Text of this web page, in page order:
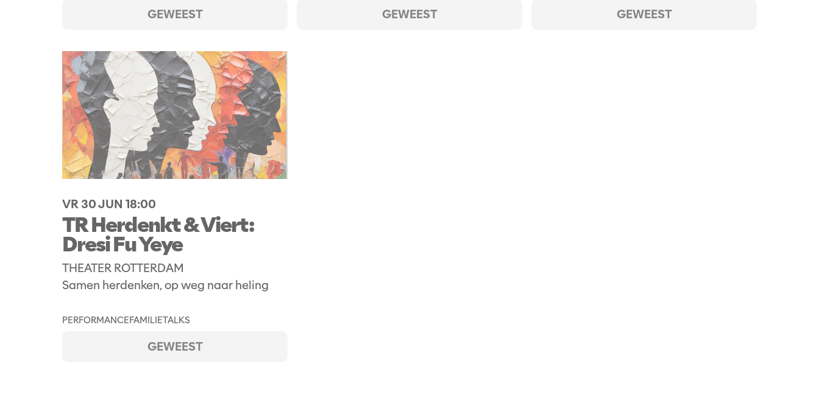
GEWEEST GEWEEST GEWEEST
TR Herdenkt & Viert:
Dresi Fu Yeye
THEATER ROTTERDAM
VR 30 JUN 18:00
Samen herdenken, op weg naar heling
PERFORMANCEFAMILIETALKS
GEWEEST